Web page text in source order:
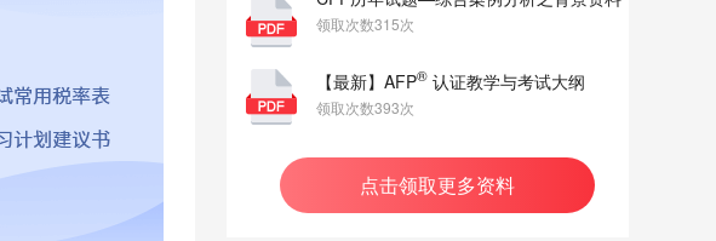
领取次数315次
【最新】AFP® 认证教学与考试大纲
领取次数393次
点击领取更多资料